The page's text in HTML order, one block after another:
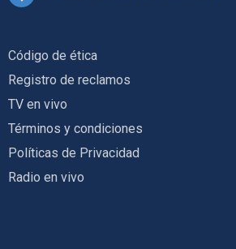
Código de ética
Registro de reclamos
TV en vivo
Términos y condiciones
Políticas de Privacidad
Radio en vivo